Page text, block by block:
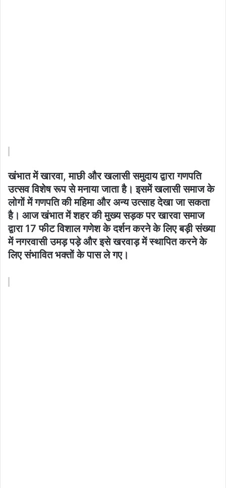
खंभात में खारवा, माछी और खलासी समुदाय द्वारा गणपति
उत्सव विशेष रूप से मनाया जाता है। इसमें खलासी समाज के
लोगों में गणपति की महिमा और अन्य उत्साह देखा जा सकता
है। आज खंभात में शहर की मुख्य सड़क पर खारवा समाज
द्वारा 17 फीट विशाल गणेश के दर्शन करने के लिए बड़ी संख्या
में नगरवासी उमड़ पड़े और इसे खरवाड़ में स्थापित करने के
लिए संभावित भक्तों के पास ले गए।